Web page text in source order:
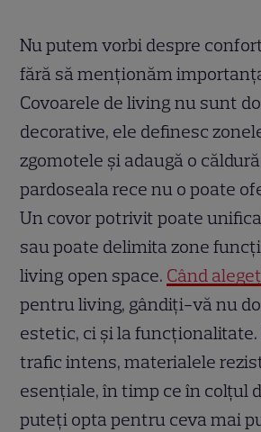
Nu putem vorbi despre
fără să menționăm
Covoarele de living nu sunt
decorative, ele definesc
zgomotele și adaugă o
pardoseala rece nu o poate
Un covor potrivit poate
sau poate delimita zone
living open space. Când
pentru living, gândiți-vă nu
estetic, ci și la funcționalitate.
trafic intens, materialele
esențiale, în timp ce în colțul
puteți opta pentru ceva mai